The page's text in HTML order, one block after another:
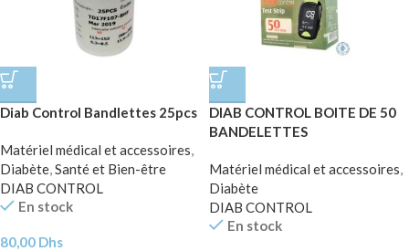
Diab Control Bandlettes 25pcs
Matériel médical et accessoires,
Diabète,Santé et Bien-être
DIAB CONTROL
En stock
80,00 Dhs
DIAB CONTROL BOITE DE 50
BANDELETTES
Matériel médical et accessoires,
Diabète
DIAB CONTROL
En stock